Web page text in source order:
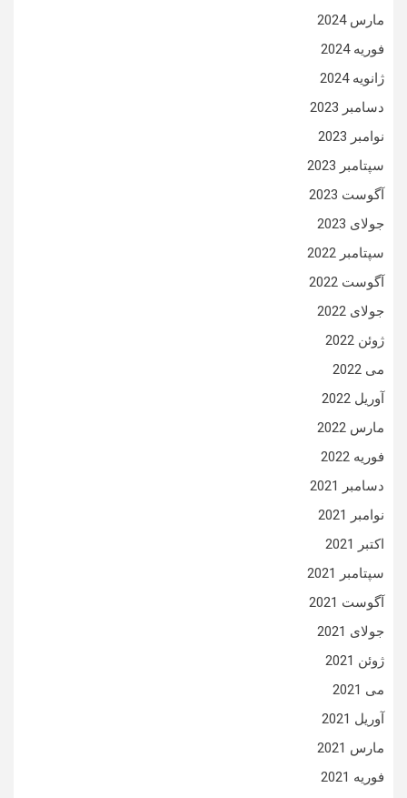
مارس 2024
فوریه 2024
ژانویه 2024
دسامبر 2023
نوامبر 2023
سپتامبر 2023
آگوست 2023
جولای 2023
سپتامبر 2022
آگوست 2022
جولای 2022
ژوئن 2022
می 2022
آوریل 2022
مارس 2022
فوریه 2022
دسامبر 2021
نوامبر 2021
اکتبر 2021
سپتامبر 2021
آگوست 2021
جولای 2021
ژوئن 2021
می 2021
آوریل 2021
مارس 2021
فوریه 2021